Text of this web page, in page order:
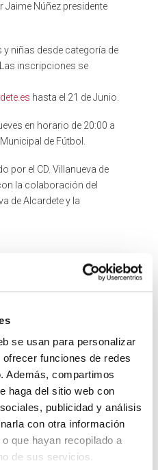
se usan para personalizar
funciones de redes
Además, compartimos
haga del sitio web con
publicidad y análisis
con otra información
que hayan recopilado a
de sus servicios.
Jaime Núñez presidente
niñas desde categoría de
inscripciones se
hasta el 21 de Junio.
en horario de 20:00 a
de Fútbol.
por el CD. Villanueva de
la colaboración del
de Alcardete y la
Fiestas del Cristo del